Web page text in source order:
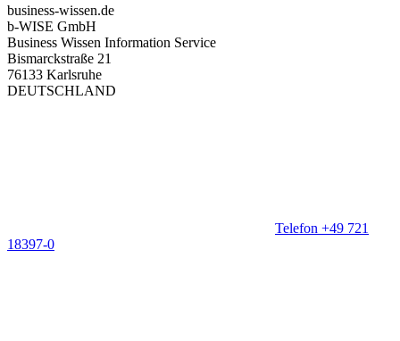
business-wissen.de
b-WISE GmbH
Business Wissen Information Service
Bismarckstraße 21
76133 Karlsruhe
DEUTSCHLAND
Telefon +49 721
18397-0